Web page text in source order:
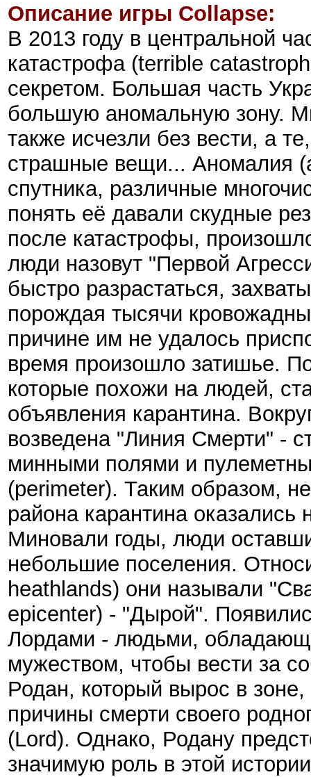
Описание игры Collapse:
В 2013 году в центральной
катастрофа (terrible
секретом. Большая часть
большую аномальную зону.
также исчезли без вести, а
страшные вещи... Аномалия
спутника, различные
понять её давали скудные
после катастрофы,
люди назовут "Первой
быстро разрастаться,
порождая тысячи
причине им не удалось
время произошло затишье.
которые похожи на людей,
объявления карантина.
возведена "Линия Смерти" -
минными полями и
(perimeter). Таким образом,
района карантина оказались
Миновали годы, люди
небольшие поселения.
heathlands) они называли
epicenter) - "Дырой".
Лордами - людьми,
мужеством, чтобы вести за
Родан, который вырос в
причины смерти своего
(Lord). Однако, Родану
значимую роль в этой